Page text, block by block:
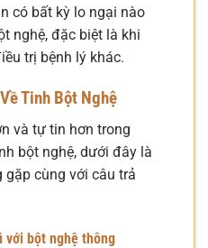
có bất kỳ lo ngại nào
nghệ, đặc biệt là khi
trị bệnh lý khác.
Tinh Bột Nghệ
và tự tin hơn trong
bột nghệ, dưới đây là
cùng với câu trả
với bột nghệ thông